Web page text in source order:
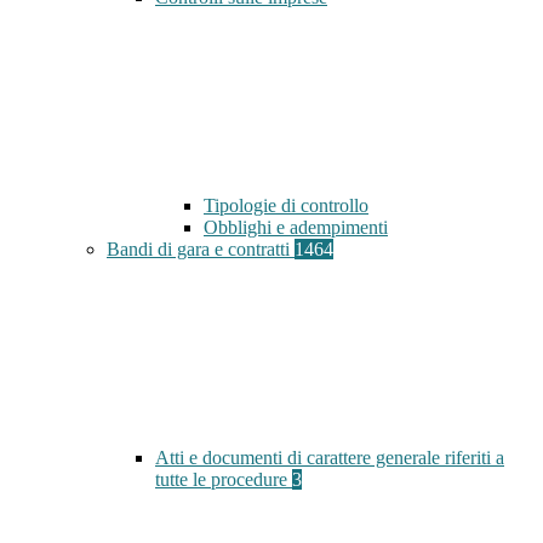
Tipologie di controllo
Obblighi e adempimenti
Bandi di gara e contratti 1464
Atti e documenti di carattere generale riferiti a
tutte le procedure 3